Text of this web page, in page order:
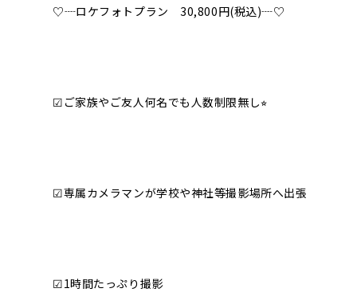
♡┈ロケフォトプラン 30,800円(税込)┈♡
☑︎ご家族やご友人何名でも人数制限無し⭐︎
☑︎専属カメラマンが学校や神社等撮影場所へ出張
☑︎1時間たっぷり撮影